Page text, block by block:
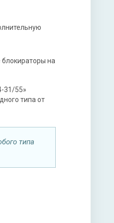
выбор)
на
31/55»
типа от
типа